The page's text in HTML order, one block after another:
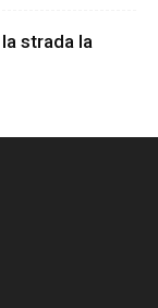
strada la